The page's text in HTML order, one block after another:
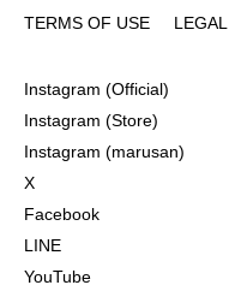
TERMS OF USE
LEGAL
Instagram (Official)
Instagram (Store)
Instagram (marusan)
X
Facebook
LINE
YouTube